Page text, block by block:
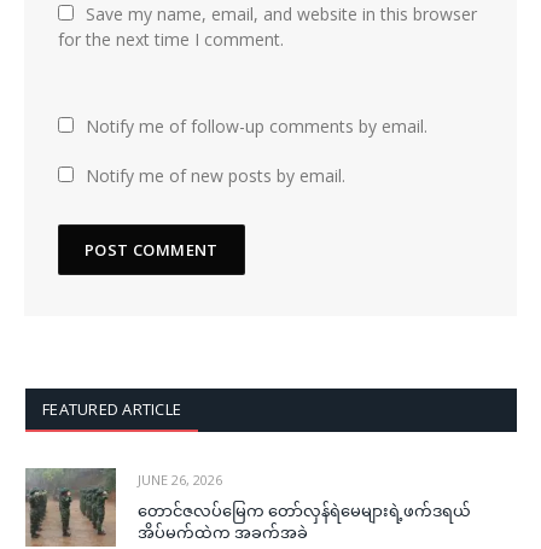
Save my name, email, and website in this browser
for the next time I comment.
Notify me of follow-up comments by email.
Notify me of new posts by email.
FEATURED ARTICLE
JUNE 26, 2026
တောင်ဇလပ်မြေက တော်လှန်ရဲမေများရဲ့ဖက်ဒရယ်
အိပ်မက်ထဲက အခက်အခဲ